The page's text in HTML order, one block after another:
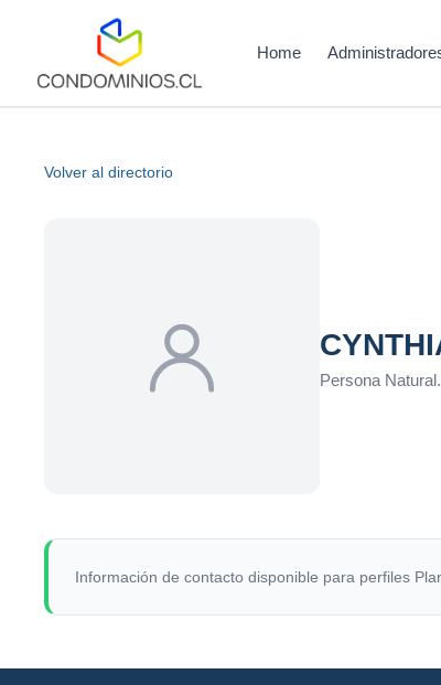
Home
Volver al directorio
Persona Natural.
Información de contacto disponible para perfiles